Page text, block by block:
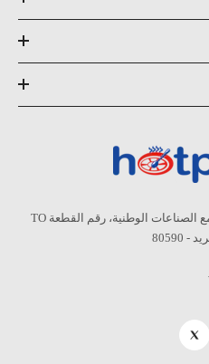
هوتباك منطقة حرة فرع دبي، مجمع الصناعات الوطنية، رقم القطعة TO